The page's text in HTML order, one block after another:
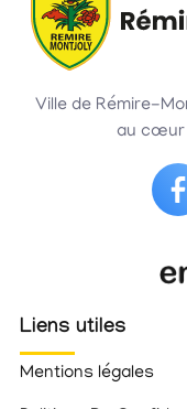
Ville de Rémire-
au cœur
Liens utiles
Mentions légales